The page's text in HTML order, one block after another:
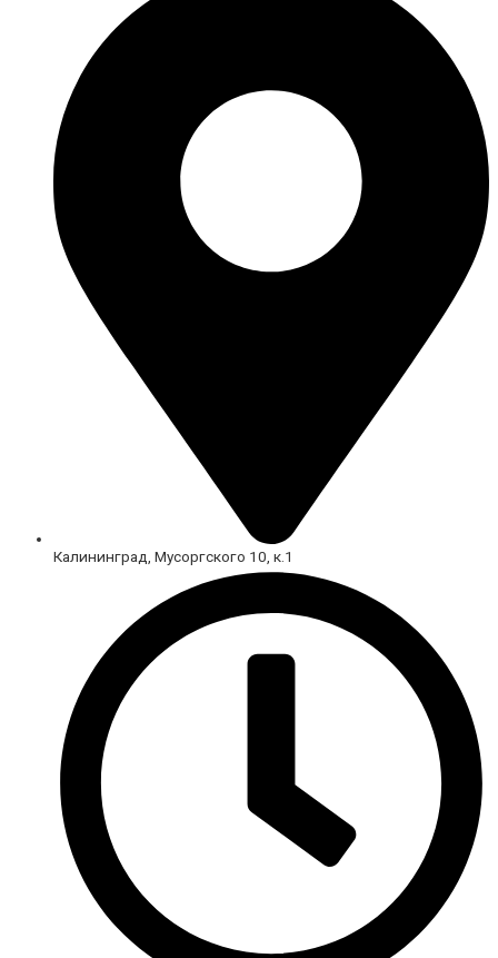
Калининград, Мусоргского 10, к.1